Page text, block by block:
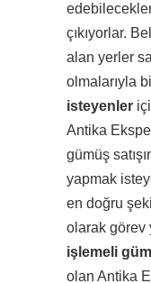
çıkıyorlar.
alan yerler
olmalarıyla
isteyenler
Antika
gümüş
yapmak
en doğru
olarak görev
işlemeli
olan Antika